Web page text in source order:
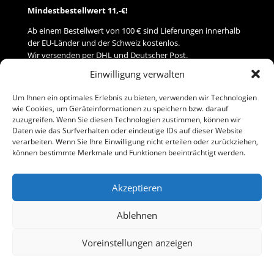
Einwilligung verwalten
Um Ihnen ein optimales Erlebnis zu bieten, verwenden wir Technologien
wie Cookies, um Geräteinformationen zu speichern bzw. darauf
zuzugreifen. Wenn Sie diesen Technologien zustimmen, können wir
Daten wie das Surfverhalten oder eindeutige IDs auf dieser Website
verarbeiten. Wenn Sie Ihre Einwilligung nicht erteilen oder zurückziehen,
können bestimmte Merkmale und Funktionen beeinträchtigt werden.
Akzeptieren
Ablehnen
Voreinstellungen anzeigen
Mindestbestellwert 11,-€!
Ab einem Bestellwert von 100 € sind Lieferungen innerhalb
der EU-Länder und der Schweiz kostenlos.
Wir versenden per DHL und Deutscher Post.
Versand
Zahlung
Baumann Modellspielwaren
Telefon (0 91 61) 33 84